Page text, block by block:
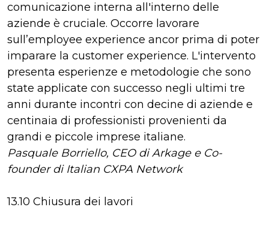
comunicazione interna all'interno delle
aziende è cruciale. Occorre lavorare
sull’employee experience ancor prima di poter
imparare la customer experience. L'intervento
presenta esperienze e metodologie che sono
state applicate con successo negli ultimi tre
anni durante incontri con decine di aziende e
centinaia di professionisti provenienti da
grandi e piccole imprese italiane.
Pasquale Borriello, CEO di Arkage e Co-
founder di Italian CXPA Network
13.10 Chiusura dei lavori